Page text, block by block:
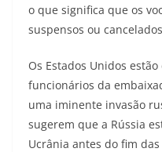
o que significa que os
suspensos ou
Os Estados Unidos
funcionários da
uma iminente invasão
sugerem que a Rússia
Ucrânia antes do fim